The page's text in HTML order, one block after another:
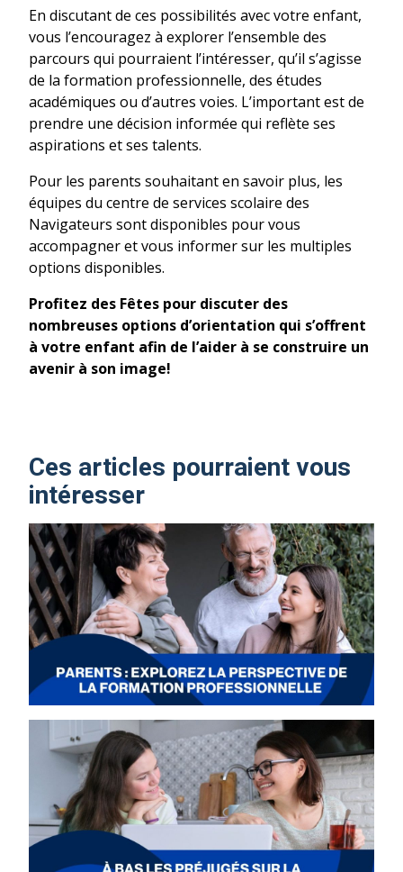
En discutant de ces possibilités avec votre enfant,
vous l’encouragez à explorer l’ensemble des
parcours qui pourraient l’intéresser, qu’il s’agisse
de la formation professionnelle, des études
académiques ou d’autres voies. L’important est de
prendre une décision informée qui reflète ses
aspirations et ses talents.
Pour les parents souhaitant en savoir plus, les
équipes du centre de services scolaire des
Navigateurs sont disponibles pour vous
accompagner et vous informer sur les multiples
options disponibles.
Profitez des Fêtes pour discuter des
nombreuses options d’orientation qui s’offrent
à votre enfant afin de l’aider à se construire un
avenir à son image!
Ces articles pourraient vous
intéresser